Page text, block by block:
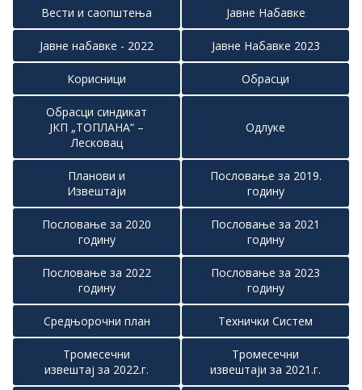
Вести и саопштења Јавне Набавке
Јавне набавке - 2022 Јавне Набавке 2023
Корисници Обрасци
Обрасци синдикат
ЈКП „ТОПЛАНА“ –
Лесковац
Одлуке
Планови и
Извештаји
Пословање за 2019.
годину
Пословање за 2020
годину
Пословање за 2021
годину
Пословање за 2022
годину
Пословање за 2023
годину
Средњорочни план Технички Систем
Тромесечни
извештај за 2022.г.
Тромесечни
извештаји за 2021.г.